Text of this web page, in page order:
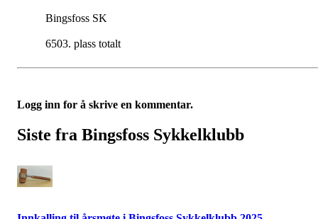
Bingsfoss SK
6503. plass totalt
Logg inn for å skrive en kommentar.
Siste fra Bingsfoss Sykkelklubb